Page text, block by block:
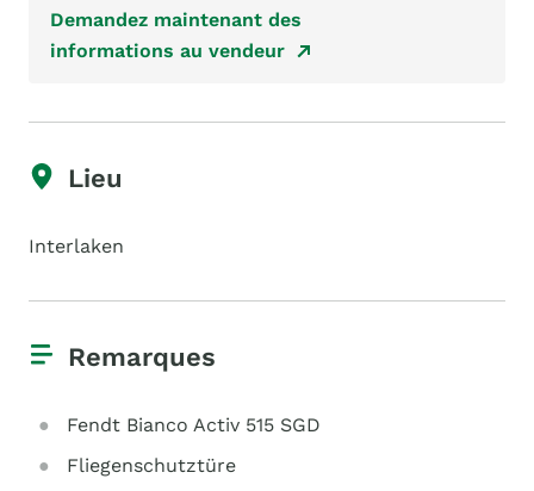
Demandez maintenant des
informations au vendeur
Lieu
Interlaken
Remarques
Fendt Bianco Activ 515 SGD
Fliegenschutztüre